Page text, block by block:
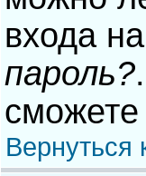
входа
пароль?
Вернуться